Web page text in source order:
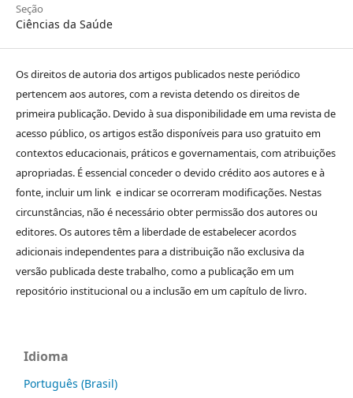
Seção
Ciências da Saúde
Os direitos de autoria dos artigos publicados neste periódico
pertencem aos autores, com a revista detendo os direitos de
primeira publicação. Devido à sua disponibilidade em uma revista de
acesso público, os artigos estão disponíveis para uso gratuito em
contextos educacionais, práticos e governamentais, com atribuições
apropriadas. É essencial conceder o devido crédito aos autores e à
fonte, incluir um link e indicar se ocorreram modificações. Nestas
circunstâncias, não é necessário obter permissão dos autores ou
editores. Os autores têm a liberdade de estabelecer acordos
adicionais independentes para a distribuição não exclusiva da
versão publicada deste trabalho, como a publicação em um
repositório institucional ou a inclusão em um capítulo de livro.
Idioma
Português (Brasil)